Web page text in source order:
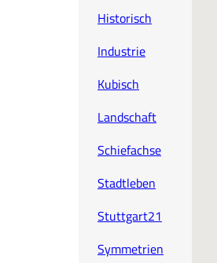
Historisch
Industrie
Kubisch
Landschaft
Schiefachse
Stadtleben
Stuttgart21
Symmetrien